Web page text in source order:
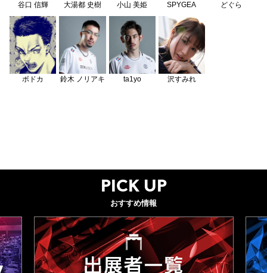
谷口 信輝 大湯都 史樹 小山 美姫 SPYGEA どぐら
ボドカ 鈴木 ノリアキ ta1yo 沢すみれ
PICK UP
おすすめ情報